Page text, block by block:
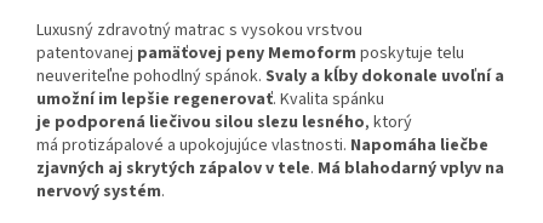
Luxusný zdravotný matrac s vysokou vrstvou
patentovanej pamäťovej peny Memoform poskytuje telu
neuveriteľne pohodlný spánok. Svaly a kĺby dokonale uvoľní a
umožní im lepšie regenerovať. Kvalita spánku
je podporená liečivou silou slezu lesného, ktorý
má protizápalové a upokojujúce vlastnosti. Napomáha liečbe
zjavných aj skrytých zápalov v tele. Má blahodarný vplyv na
nervový systém.